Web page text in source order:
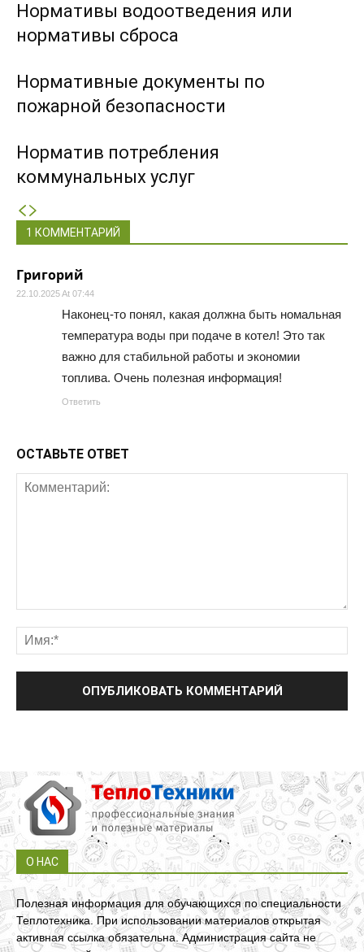
Нормативы водоотведения или
нормативы сброса
Нормативные документы по
пожарной безопасности
Норматив потребления
коммунальных услуг
1 КОММЕНТАРИЙ
Григорий
22.10.2025 At 07:44
Наконец-то понял, какая должна быть номальная
температура воды при подаче в котел! Это так
важно для стабильной работы и экономии
топлива. Очень полезная информация!
Ответить
ОСТАВЬТЕ ОТВЕТ
О НАС
Полезная информация для обучающихся по специальности
Теплотехника. При использовании материалов открытая
активная ссылка обязательна. Администрация сайта не